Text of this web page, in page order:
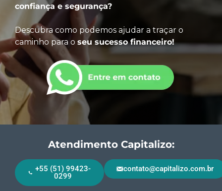
confiança e segurança?
Descubra como podemos ajudar a traçar o
caminho para o seu sucesso financeiro!
Atendimento Capitalizo:
+55 (51) 99423-
0299
contato@capitalizo.com.br